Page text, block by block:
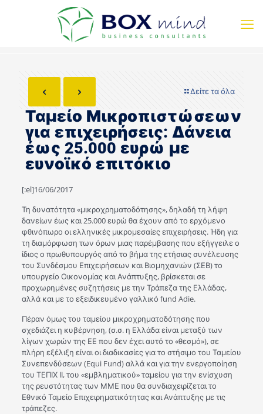
Δείτε τα όλα
Ταμείο Μικροπιστώσεων
για επιχειρήσεις: Δάνεια
έως 25.000 ευρώ με
ευνοϊκό επιτόκιο
[:el]16/06/2017
Τη δυνατότητα «μικροχρηματοδότησης», δηλαδή τη λήψη
δανείων έως και 25.000 ευρώ θα έχουν από το ερχόμενο
φθινόπωρο οι ελληνικές μικρομεσαίες επιχειρήσεις. Ήδη για
τη διαμόρφωση των όρων μιας παρέμβασης που εξήγγειλε ο
ίδιος ο πρωθυπουργός από το βήμα της ετήσιας συνέλευσης
του Συνδέσμου Επιχειρήσεων και Βιομηχανιών (ΣΕΒ) το
υπουργείο Οικονομίας και Ανάπτυξης, βρίσκεται σε
προχωρημένες συζητήσεις με την Τράπεζα της Ελλάδας,
αλλά και με το εξειδικευμένο γαλλικό fund Adie.
Πέραν όμως του ταμείου μικροχρηματοδότησης που
σχεδιάζει η κυβέρνηση, (σ.σ. η Ελλάδα είναι μεταξύ των
λίγων χωρών της ΕΕ που δεν έχει αυτό το «θεσμό»), σε
πλήρη εξέλιξη είναι οι διαδικασίες για το στήσιμο του Ταμείου
Συνεπενδύσεων (Equi Fund) αλλά και για την ενεργοποίηση
του ΤΕΠΙΧ ΙΙ, του «εμβληματικού» ταμείου για την ενίσχυση
της ρευστότητας των ΜΜΕ που θα συνδιαχειρίζεται το
Εθνικό Ταμείο Επιχειρηματικότητας και Ανάπτυξης με τις
τράπεζες.